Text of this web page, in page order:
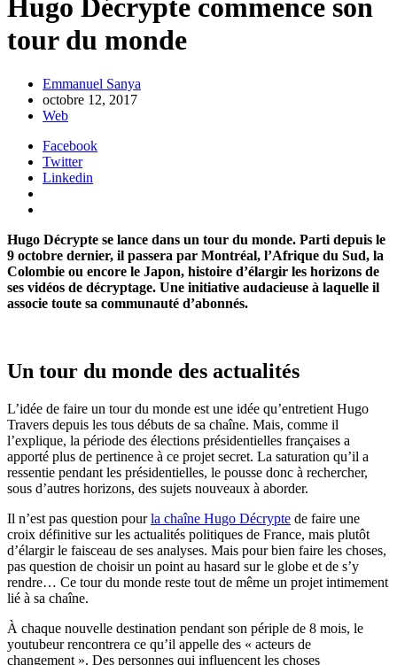
Hugo Décrypte commence son
tour du monde
Emmanuel Sanya
octobre 12, 2017
Web
Facebook
Twitter
Linkedin
Hugo Décrypte se lance dans un tour du monde. Parti depuis le
9 octobre dernier, il passera par Montréal, l’Afrique du Sud, la
Colombie ou encore le Japon, histoire d’élargir les horizons de
ses vidéos de décryptage. Une initiative audacieuse à laquelle il
associe toute sa communauté d’abonnés.
Un tour du monde des actualités
L’idée de faire un tour du monde est une idée qu’entretient Hugo
Travers depuis les tous débuts de sa chaîne. Mais, comme il
l’explique, la période des élections présidentielles françaises a
apporté plus de pertinence à ce projet secret. La saturation qu’il a
ressentie pendant les présidentielles, le pousse donc à rechercher,
sous d’autres horizons, des sujets nouveaux à aborder.
Il n’est pas question pourla chaîne Hugo Décrypte de faire une
croix définitive sur les actualités politiques de France, mais plutôt
d’élargir le faisceau de ses analyses. Mais pour bien faire les choses,
pas question de choisir un point au hasard sur le globe et de s’y
rendre… Ce tour du monde reste tout de même un projet intimement
lié à sa chaîne.
À chaque nouvelle destination pendant son périple de 8 mois, le
youtubeur rencontrera ce qu’il appelle des « acteurs de
changement ». Des personnes qui influencent les choses